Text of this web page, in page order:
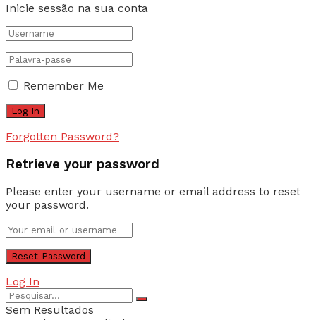
Inicie sessão na sua conta
Remember Me
Forgotten Password?
Retrieve your password
Please enter your username or email address to reset
your password.
Log In
Sem Resultados